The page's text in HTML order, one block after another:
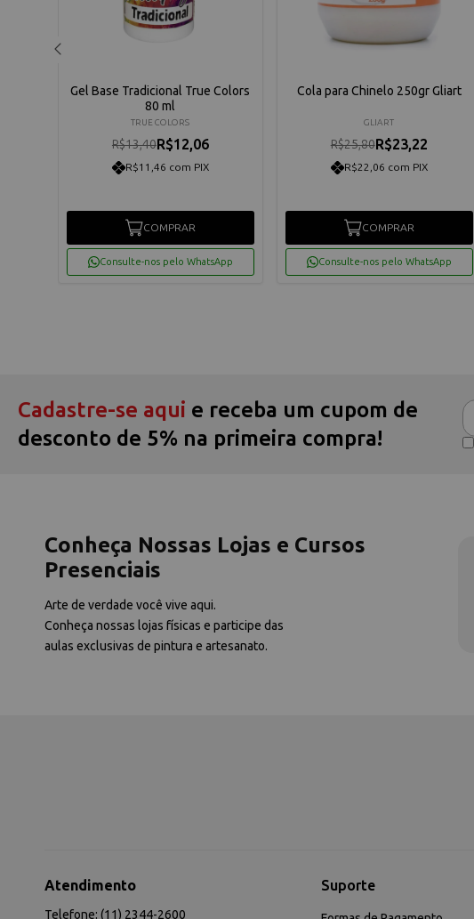
Gel Base Tradicional True Colors
80 ml
TRUE COLORS
R$13,40R$12,06
R$11,46 com PIX
COMPRAR
Consulte-nos pelo WhatsApp
Cola para Chinelo 250gr Gliart
GLIART
R$25,80R$23,22
R$22,06 com PIX
COMPRAR
Consulte-nos pelo WhatsApp
Cadastre-se aqui e receba um cupom de
desconto de 5% na primeira compra!
Conheça Nossas Lojas e Cursos
Presenciais
Arte de verdade você vive aqui.
Conheça nossas lojas físicas e participe das
aulas exclusivas de pintura e artesanato.
Atendimento
Telefone: (11) 2344-2600
Suporte